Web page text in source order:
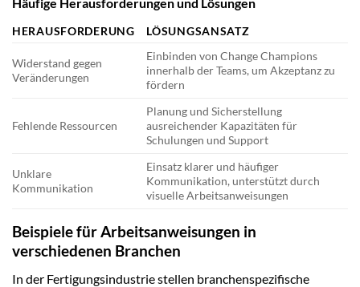
HERAUSFORDERUNG LÖSUNGSANSATZ
Widerstand gegen
Veränderungen
Einbinden von Change Champions
innerhalb der Teams, um Akzeptanz zu
fördern
Fehlende Ressourcen
Planung und Sicherstellung
ausreichender Kapazitäten für
Schulungen und Support
Unklare
Kommunikation
Einsatz klarer und häufiger
Kommunikation, unterstützt durch
visuelle Arbeitsanweisungen
Beispiele für Arbeitsanweisungen in
verschiedenen Branchen
In der Fertigungsindustrie stellen branchenspezifische